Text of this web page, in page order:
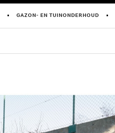
GAZON- EN TUINONDERHOUD